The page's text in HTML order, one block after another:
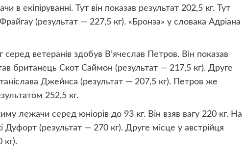
екіпіруванні. Тут він показав результат 202,5 кг. Тут
(результат — 227,5 кг). «Бронза» у словака Адріана
серед ветеранів здобув В’ячеслав Петров. Він показав
британець Скот Саймон (результат — 217,5 кг). Друге
Джейнса (результат — 207,5 кг). Петров же
252,5 кг.
лежачи серед юніорів до 93 кг. Він взяв вагу 220 кг. На
(результат — 270 кг). Друге місце у австрійця
кг).